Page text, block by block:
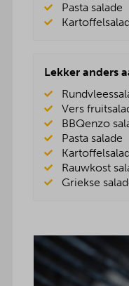
Pasta salade
Lekker anders
Vers
BBQenzo
Pasta salade
Rauwkost
Griekse